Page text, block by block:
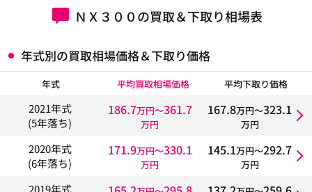
ＮＸ３００の買取＆下取り相場表
年式別の買取相場価格＆下取り価格
年式 平均買取相場価格 平均下取り価格
2021年式
(5年落ち)
186.7万円〜361.7
万円
167.8万円〜323.1
万円
2020年式
(6年落ち)
171.9万円〜330.1
万円
145.1万円〜292.7
万円
2019年式